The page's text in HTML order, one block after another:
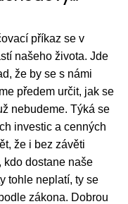
příkaz se v
našeho života. Jde
že by se s námi
předem určit, jak se
nebudeme. Týká se
investic a cenných
že i bez závěti
kdo dostane naše
tohle neplatí, ty se
zákona. Dobrou